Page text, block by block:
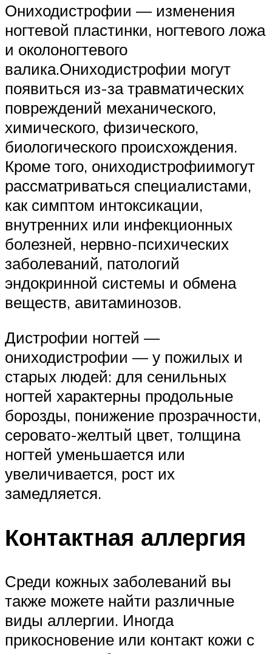
Ониходистрофии — изменения
ногтевой пластинки, ногтевого ложа
и околоногтевого
валика.Ониходистрофии могут
появиться из-за травматических
повреждений механического,
химического, физического,
биологического происхождения.
Кроме того, ониходистрофиимогут
рассматриваться специалистами,
как симптом интоксикации,
внутренних или инфекционных
болезней, нервно-психических
заболеваний, патологий
эндокринной системы и обмена
веществ, авитаминозов.
Дистрофии ногтей —
ониходистрофии — у пожилых и
старых людей: для сенильных
ногтей характерны продольные
борозды, понижение прозрачности,
серовато-желтый цвет, толщина
ногтей уменьшается или
увеличивается, рост их
замедляется.
Контактная аллергия
Среди кожных заболеваний вы
также можете найти различные
виды аллергии. Иногда
прикосновение или контакт кожи с